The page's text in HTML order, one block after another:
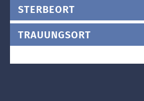
STERBEORT
TRAUUNGSORT